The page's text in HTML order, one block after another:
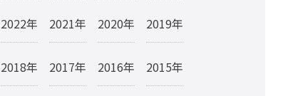
2022年 2021年 2020年 2019年
2018年 2017年 2016年 2015年